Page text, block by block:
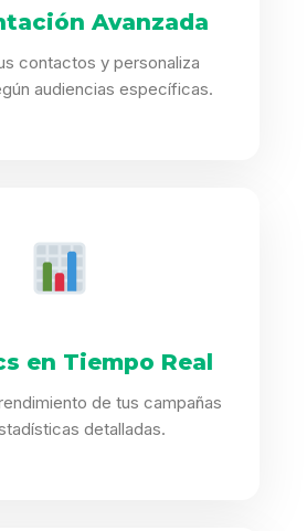
Avanzada
contactos y personaliza
audiencias específicas.
en Tiempo Real
de tus campañas
detalladas.